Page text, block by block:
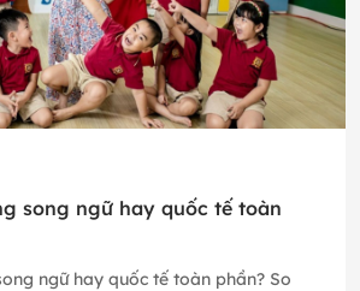
song ngữ hay quốc tế toàn
ngữ hay quốc tế toàn phần? So